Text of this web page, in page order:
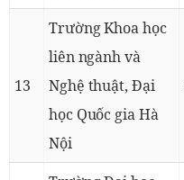
13
Trường Khoa học
liên ngành và
Nghệ thuật, Đại
học Quốc gia Hà
Nội